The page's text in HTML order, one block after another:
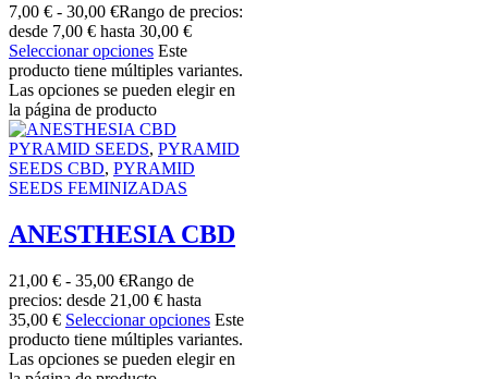
7,00 € - 30,00 €Rango de precios:
desde 7,00 € hasta 30,00 €
Seleccionar opciones Este
producto tiene múltiples variantes.
Las opciones se pueden elegir en
la página de producto
PYRAMID SEEDS, PYRAMID
SEEDS CBD, PYRAMID
SEEDS FEMINIZADAS
ANESTHESIA CBD
21,00 € - 35,00 €Rango de
precios: desde 21,00 € hasta
35,00 € Seleccionar opciones Este
producto tiene múltiples variantes.
Las opciones se pueden elegir en